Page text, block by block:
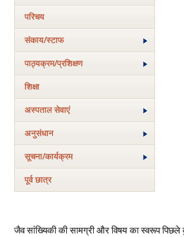
परिचय
संकाय/स्‍टाफ
पाठ्यक्रम/प्रशिक्षण
शिक्षा
अस्‍पताल सेवाएं
अनुसंधान
सूचना/कार्यक्रम
पूर्व छात्र
जैव सांख्यिकी की सामग्री और विषय का स्‍वरूप